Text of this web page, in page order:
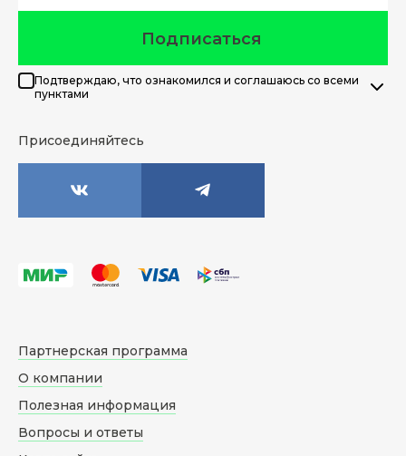
Подписаться
Подтверждаю, что ознакомился и соглашаюсь со всеми
пунктами
Присоединяйтесь
Партнерская программа
О компании
Полезная информация
Вопросы и ответы